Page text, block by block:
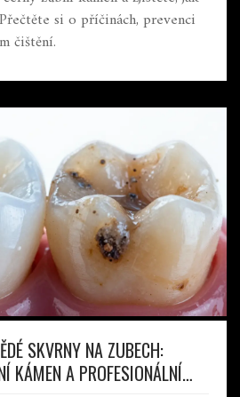
si o příčinách, prevenci
čištění.
SKVRNY NA ZUBECH:
KÁMEN A PROFESIONÁLNÍ